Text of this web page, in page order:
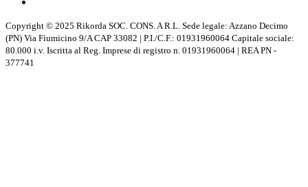
Copyright © 2025 Rikorda SOC. CONS. A R.L. Sede legale: Azzano Decimo
(PN) Via Fiumicino 9/A CAP 33082 | P.I./C.F.: 01931960064 Capitale sociale:
80.000 i.v. Iscritta al Reg. Imprese di registro n. 01931960064 | REA PN -
377741